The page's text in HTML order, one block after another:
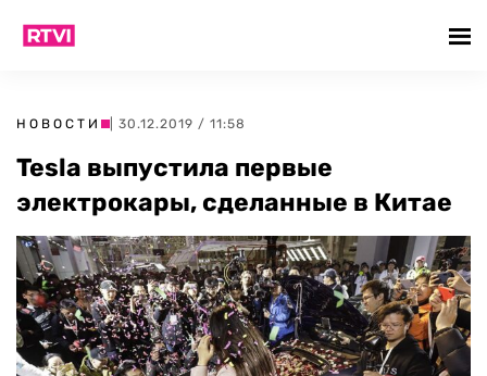
НОВОСТИ | 30.12.2019 / 11:58
Tesla выпустила первые
электрокары, сделанные в Китае